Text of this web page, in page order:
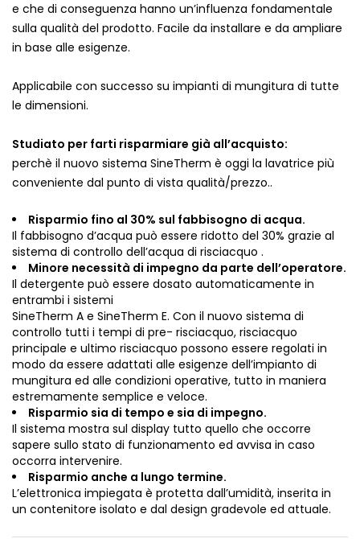
e che di conseguenza hanno un’influenza fondamentale
sulla qualità del prodotto. Facile da installare e da ampliare
in base alle esigenze.
Applicabile con successo su impianti di mungitura di tutte
le dimensioni.
Studiato per farti risparmiare già all’acquisto:
perchè il nuovo sistema SineTherm è oggi la lavatrice più
conveniente dal punto di vista qualità/prezzo..
Risparmio fino al 30% sul fabbisogno di acqua.
Il fabbisogno d’acqua può essere ridotto del 30% grazie al
sistema di controllo dell’acqua di risciacquo .
Minore necessità di impegno da parte dell’operatore.
Il detergente può essere dosato automaticamente in
entrambi i sistemi
SineTherm A e SineTherm E. Con il nuovo sistema di
controllo tutti i tempi di pre- risciacquo, risciacquo
principale e ultimo risciacquo possono essere regolati in
modo da essere adattati alle esigenze dell’impianto di
mungitura ed alle condizioni operative, tutto in maniera
estremamente semplice e veloce.
Risparmio sia di tempo e sia di impegno.
Il sistema mostra sul display tutto quello che occorre
sapere sullo stato di funzionamento ed avvisa in caso
occorra intervenire.
Risparmio anche a lungo termine.
L’elettronica impiegata è protetta dall’umidità, inserita in
un contenitore isolato e dal design gradevole ed attuale.